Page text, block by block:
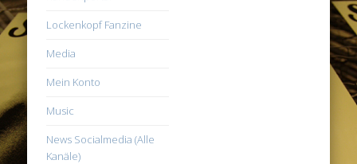
Lockenkopf Fanzine
Media
Mein Konto
Music
News Socialmedia (Alle
Kanäle)